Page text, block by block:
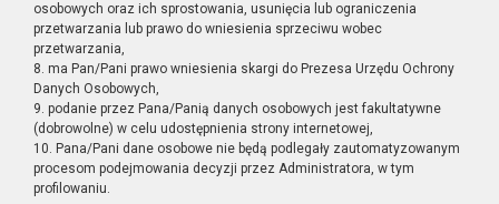
osobowych oraz ich sprostowania, usunięcia lub ograniczenia
przetwarzania lub prawo do wniesienia sprzeciwu wobec
przetwarzania,
8. ma Pan/Pani prawo wniesienia skargi do Prezesa Urzędu Ochrony
Danych Osobowych,
9. podanie przez Pana/Panią danych osobowych jest fakultatywne
(dobrowolne) w celu udostępnienia strony internetowej,
10. Pana/Pani dane osobowe nie będą podlegały zautomatyzowanym
procesom podejmowania decyzji przez Administratora, w tym
profilowaniu.